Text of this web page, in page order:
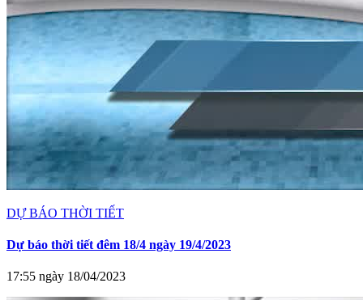
DỰ BÁO THỜI TIẾT
Dự báo thời tiết đêm 18/4 ngày 19/4/2023
17:55 ngày 18/04/2023